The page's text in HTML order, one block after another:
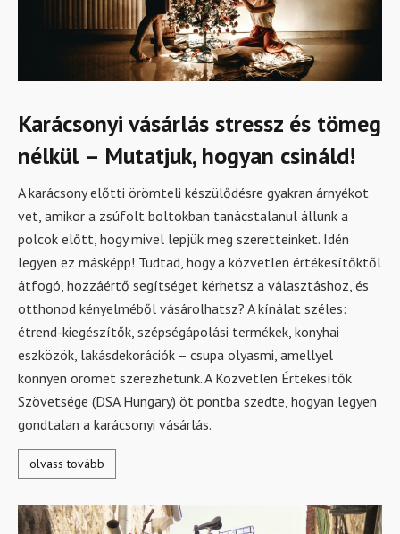
Karácsonyi vásárlás stressz és tömeg
nélkül – Mutatjuk, hogyan csináld!
A karácsony előtti örömteli készülődésre gyakran árnyékot
vet, amikor a zsúfolt boltokban tanácstalanul állunk a
polcok előtt, hogy mivel lepjük meg szeretteinket. Idén
legyen ez másképp! Tudtad, hogy a közvetlen értékesítőktől
átfogó, hozzáértő segítséget kérhetsz a választáshoz, és
otthonod kényelméből vásárolhatsz? A kínálat széles:
étrend-kiegészítők, szépségápolási termékek, konyhai
eszközök, lakásdekorációk – csupa olyasmi, amellyel
könnyen örömet szerezhetünk. A Közvetlen Értékesítők
Szövetsége (DSA Hungary) öt pontba szedte, hogyan legyen
gondtalan a karácsonyi vásárlás.
olvass tovább